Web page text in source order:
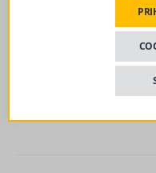
Guvernerka Selimović:
postati ključni partner